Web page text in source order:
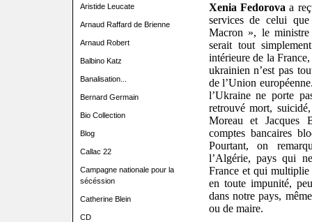
Aristide Leucate
Arnaud Raffard de Brienne
Arnaud Robert
Balbino Katz
Banalisation...
Bernard Germain
Bio Collection
Blog
Callac 22
Campagne nationale pour la
sécéssion
Catherine Blein
CD
Xenia Fedorova a
services de celui
Macron », le
serait tout
intérieure de la
ukrainien n’est pas
de l’Union
l’Ukraine ne porte
retrouvé mort,
Moreau et Jacques
comptes bancaires
Pourtant, on
l’Algérie, pays qui
France et qui multiplie
en toute impunité,
dans notre pays,
ou de maire.